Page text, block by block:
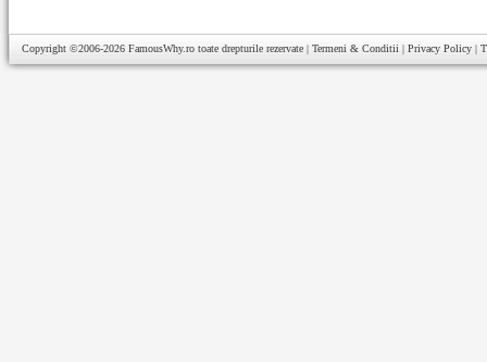
Copyright ©2006-2026 FamousWhy.ro toate drepturile rezervate | Termeni & Conditii | Privacy Policy |